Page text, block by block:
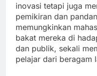
inovasi tetapi juga
pemikiran dan
memungkinkan
bakat mereka di
dan publik, sekali
pelajar dari beragam